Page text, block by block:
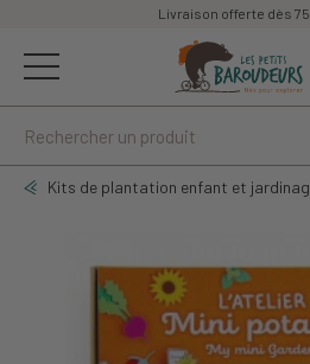
Livraison offerte dès
Kits de plantation enfant et